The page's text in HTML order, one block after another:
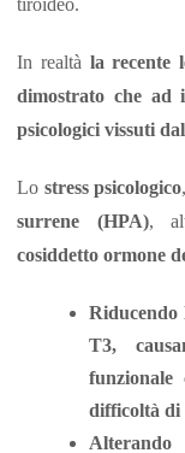
tiroideo.
In realtà la recente
dimostrato che ad
psicologici vissuti
Lo stress psicologico
surrene (HPA),
cosiddetto ormone
Riducendo
T3,
funzionale
difficoltà di